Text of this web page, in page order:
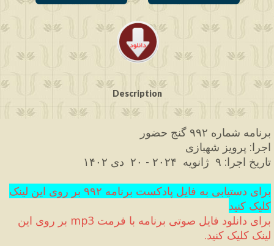
Description
برنامه شماره ۹۹۲ گنج حضور
اجرا: پرویز شهبازی
تاریخ اجرا: ۲۰۲۴ -
کلیک کنید
برای دانلود فایل صوتی برنامه با فرمت mp3
لینک کلیک کنید.